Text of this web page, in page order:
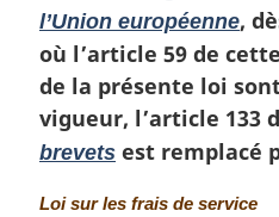
i
n
a
l
e
:
l’Union européenne,
où l’article 59 de
de la présente loi
vigueur, l’article 133
brevets est remplacé
N
Loi sur les frais de service